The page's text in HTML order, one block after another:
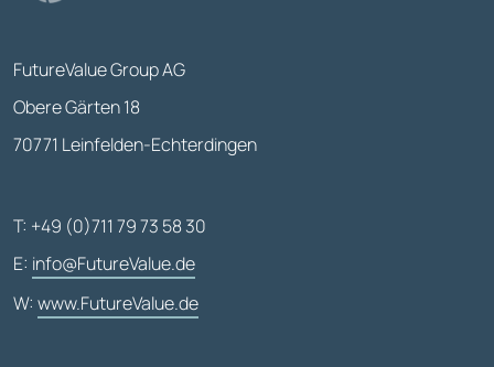
FutureValue Group AG
Obere Gärten 18
70771 Leinfelden-Echterdingen
T: +49 (0)711 79 73 58 30
E: info@FutureValue.de
W: www.FutureValue.de